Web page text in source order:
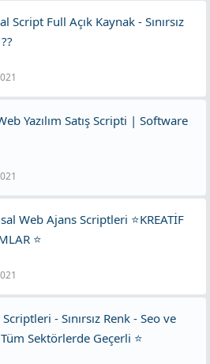
Script Full Açık Kaynak - Sınırsız
Yazılım Satış Scripti | Software
Web Ajans Scriptleri ⭐KREATİF
⭐
- Sınırsız Renk - Seo ve
Sektörlerde Geçerli ⭐